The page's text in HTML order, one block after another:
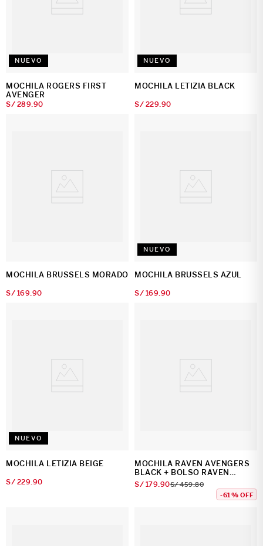
NUEVO
MOCHILA ROGERS FIRST
AVENGER
S/ 289.90
NUEVO
MOCHILA LETIZIA BLACK
S/ 229.90
MOCHILA BRUSSELS MORADO
S/ 169.90
NUEVO
MOCHILA BRUSSELS AZUL
S/ 169.90
NUEVO
MOCHILA LETIZIA BEIGE
S/ 229.90
MOCHILA RAVEN AVENGERS
BLACK + BOLSO RAVEN
AVENGERS BLACK
S/ 179.90S/459.80
-61 % OFF